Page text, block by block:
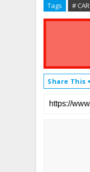
Tags # CAR
Share This